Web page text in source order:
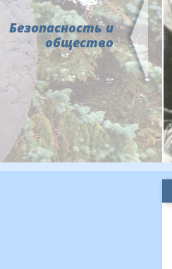
Безопасность и
общество